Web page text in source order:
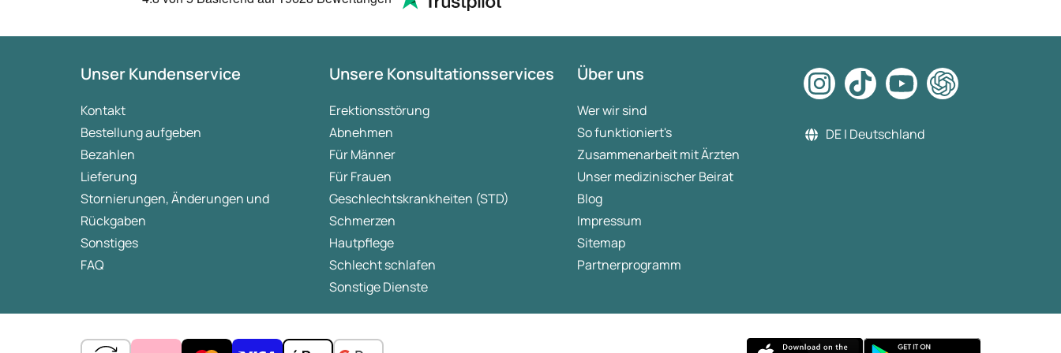
Unser Kundenservice
Kontakt
Bestellung aufgeben
Bezahlen
Lieferung
Stornierungen, Änderungen und
Rückgaben
Sonstiges
FAQ
Unsere Konsultationsservices
Erektionsstörung
Abnehmen
Für Männer
Für Frauen
Geschlechtskrankheiten (STD)
Schmerzen
Hautpflege
Schlecht schlafen
Sonstige Dienste
Über uns
Wer wir sind
So funktioniert's
Zusammenarbeit mit Ärzten
Unser medizinischer Beirat
Blog
Impressum
Sitemap
Partnerprogramm
DE | Deutschland